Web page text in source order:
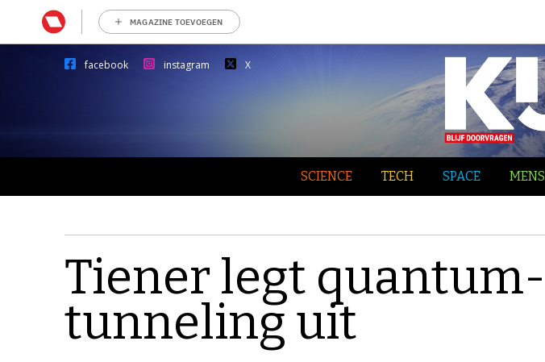
MAGAZINE TOEVOEGEN
facebook instagram X
SCIENCE TECH SPACE MENS
Tiener legt quantum-
tunneling uit